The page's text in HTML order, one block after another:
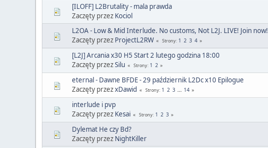
[ILOFF] L2Brutality - mala prawda
Zaczęty przez Kociol
L2OA - Low & Mid Interlude. No customs, Not L2J. LIVE! Join now!
Zaczęty przez ProjectL2RW Strony 1 2 3 4
[L2J] Arcania x30 H5 Start 2 lutego godzina 18:00
Zaczęty przezSilu Strony 1 2
eternal - Dawne BFDE - 29 październik L2Dc x10 Epilogue
Zaczęty przezxDawid Strony 1 2 3 ... 14
interlude i pvp
Zaczęty przez Kesai Strony 1 2 3
Dylemat He czy Bd?
Zaczęty przez NightKiller